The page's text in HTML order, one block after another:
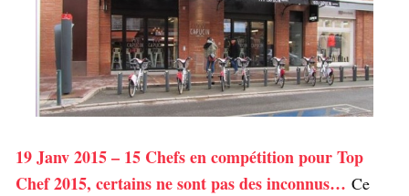
19 Janv 2015 – 15 Chefs en compétition pour Top
Chef 2015, certains ne sont pas des inconnus… Ce